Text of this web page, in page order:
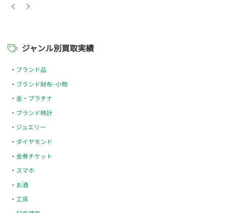
ジャンル別買取実績
ブランド品
ブランド財布･小物
金・プラチナ
ブランド時計
ジュエリー
ダイヤモンド
金券チケット
スマホ
お酒
工具